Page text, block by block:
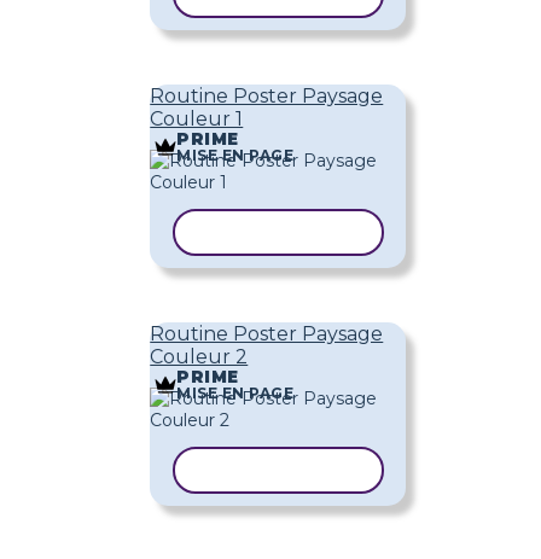
Routine Poster Paysage
Couleur 1
PRIME
MISE EN PAGE
Routine Poster Paysage
Couleur 2
PRIME
MISE EN PAGE